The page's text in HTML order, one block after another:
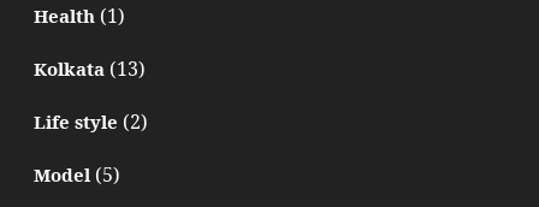
Health(1)
Kolkata(13)
Life style (2)
Model(5)